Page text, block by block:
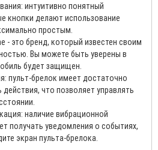
интуитивно понятный
кнопки делают использование
простым.
- это бренд, который известен своим
Вы можете быть уверены в
будет защищен.
пульт-брелок имеет достаточно
что позволяет управлять
наличие вибрационной
получать уведомления о событиях,
экран пульта-брелока.